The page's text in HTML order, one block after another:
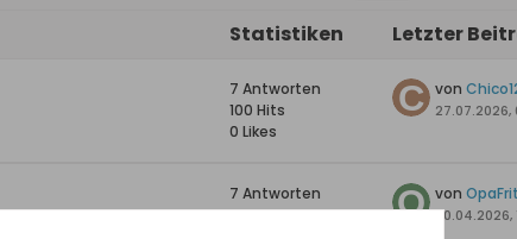
Statistiken Letzter
7 Antworten
100 Hits
0 Likes
von
27.07.2026,
7 Antworten
238 Hits
von
30.04.2026,